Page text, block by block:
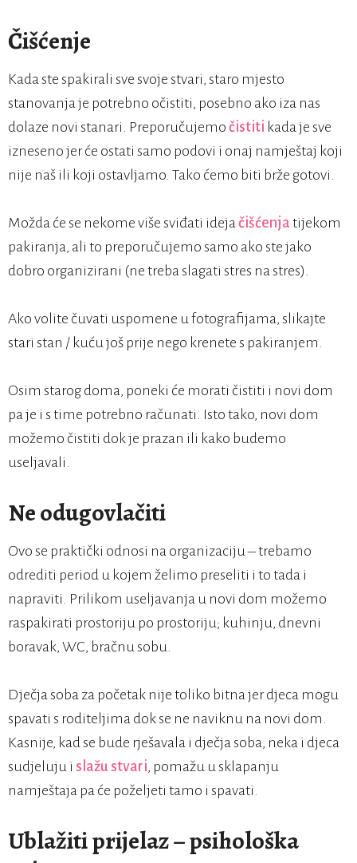
Čišćenje
Kada ste spakirali sve svoje stvari, staro mjesto
stanovanja je potrebno očistiti, posebno ako iza nas
dolaze novi stanari. Preporučujemo čistiti kada je sve
izneseno jer će ostati samo podovi i onaj namještaj koji
nije naš ili koji ostavljamo. Tako ćemo biti brže gotovi.
Možda će se nekome više sviđati idejačišćenja tijekom
pakiranja, ali to preporučujemo samo ako ste jako
dobro organizirani (ne treba slagati stres na stres).
Ako volite čuvati uspomene u fotografijama, slikajte
stari stan / kuću još prije nego krenete s pakiranjem.
Osim starog doma, poneki će morati čistiti i novi dom
pa je i s time potrebno računati. Isto tako, novi dom
možemo čistiti dok je prazan ili kako budemo
useljavali.
Ne odugovlačiti
Ovo se praktički odnosi na organizaciju – trebamo
odrediti period u kojem želimo preseliti i to tada i
napraviti. Prilikom useljavanja u novi dom možemo
raspakirati prostoriju po prostoriju; kuhinju, dnevni
boravak, WC, bračnu sobu.
Dječja soba za početak nije toliko bitna jer djeca mogu
spavati s roditeljima dok se ne naviknu na novi dom.
Kasnije, kad se bude rješavala i dječja soba, neka i djeca
sudjeluju i slažu stvari, pomažu u sklapanju
namještaja pa će poželjeti tamo i spavati.
Ublažiti prijelaz – psihološka